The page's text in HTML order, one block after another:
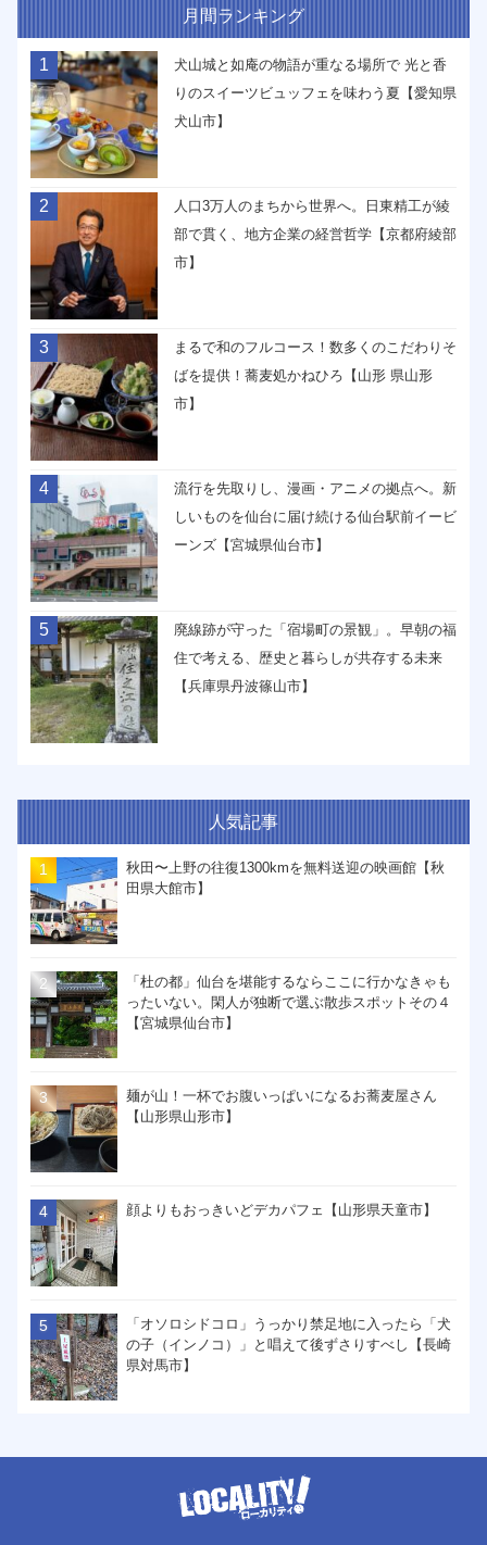
月間ランキング
1
犬山城と如庵の物語が重なる場所で 光と香
りのスイーツビュッフェを味わう夏【愛知県
犬山市】
2
人口3万人のまちから世界へ。日東精工が綾
部で貫く、地方企業の経営哲学【京都府綾部
市】
3
まるで和のフルコース！数多くのこだわりそ
ばを提供！蕎麦処かねひろ【山形 県山形
市】
4
流行を先取りし、漫画・アニメの拠点へ。新
しいものを仙台に届け続ける仙台駅前イービ
ーンズ【宮城県仙台市】
5
廃線跡が守った「宿場町の景観」。早朝の福
住で考える、歴史と暮らしが共存する未来
【兵庫県丹波篠山市】
人気記事
秋田〜上野の往復1300kmを無料送迎の映画館【秋
田県大館市】
「杜の都」仙台を堪能するならここに行かなきゃも
ったいない。閑人が独断で選ぶ散歩スポットその４
【宮城県仙台市】
麺が山！一杯でお腹いっぱいになるお蕎麦屋さん
【山形県山形市】
顔よりもおっきいどデカパフェ【山形県天童市】
「オソロシドコロ」うっかり禁足地に入ったら「犬
の子（インノコ）」と唱えて後ずさりすべし【長崎
県対馬市】